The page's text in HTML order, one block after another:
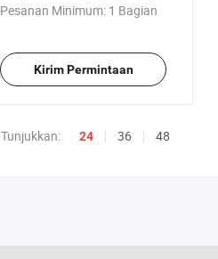
Pesanan Minimum: 1 Bagian
Kirim Permintaan
Tunjukkan: 24 36 48